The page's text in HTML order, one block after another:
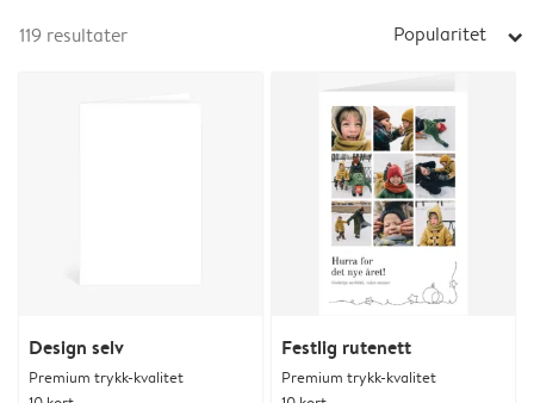
119 resultater Popularitet arrow_right
Design selv
Premium trykk-kvalitet
Festlig rutenett
Premium trykk-kvalitet